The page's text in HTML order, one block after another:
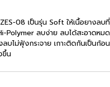
08 เป็นรุ่น Soft ให้เนื้อยางลบ
ลบง่าย ลบได้สะอาดหมด
ลบไม่ฟุ้งกระจาย เกาะติดกันเป็นก้
ขึ้น